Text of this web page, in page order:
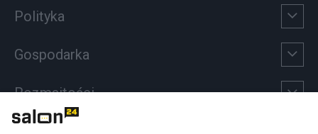
Polityka
Gospodarka
Rozmaitości